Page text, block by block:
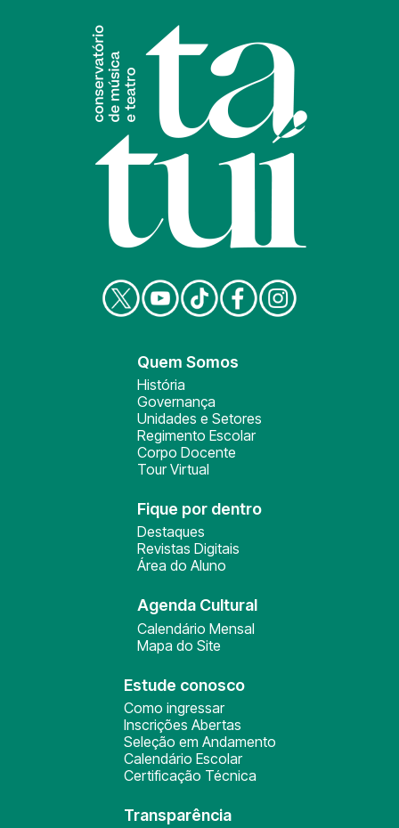
Quem Somos
História
Governança
Unidades e Setores
Regimento Escolar
Corpo Docente
Tour Virtual
Fique por dentro
Destaques
Revistas Digitais
Área do Aluno
Agenda Cultural
Calendário Mensal
Mapa do Site
Estude conosco
Como ingressar
Inscrições Abertas
Seleção em Andamento
Calendário Escolar
Certificação Técnica
Transparência